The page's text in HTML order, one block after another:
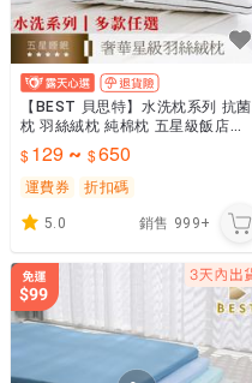
【BEST 貝思特】水洗枕系列 抗菌
枕 羽絲絨枕 純棉枕 五星級飯店枕
3M吸濕排汗枕 日本大和防蟎枕 枕
頭 民宿愛用
129 ~ 650
運費券 折扣碼
5.0 銷售 999+